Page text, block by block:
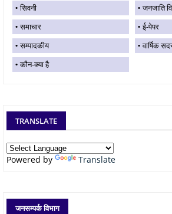
सिवनी
जनजाति
समाचार
ई-पेपर
सम्पादकीय
वार्षिक
कौन-क्या है
TRANSLATE
Powered by Translate
जनसम्पर्क विभाग